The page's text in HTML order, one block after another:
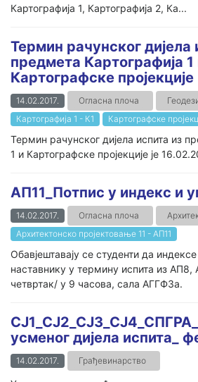
Картографија 1, Картографија 2, Ка...
Teрмин рачунског дијела
предмета Картографија 1
Картографске пројекције
14.02.2017. Огласна плоча
Картографија 1 - К1
Картографске
Teрмин рачунског дијела испита из
1 и Картографске пројекције је
АП11_Потпис у индекс и
14.02.2017. Огласна плоча
Архитектонско пројектовање 11 - АП11
Обавјештавају се студенти да
наставнику у термину испита из АП8,
четвртак/ у 9 часова, сала АГГФ3а.
усменог дијела испита_
14.02.2017. Грађевинарство